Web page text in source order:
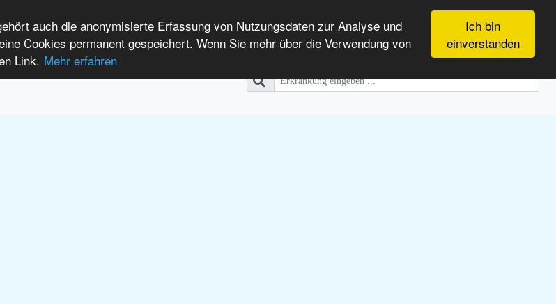
Ich bin
einverstanden
auch die anonymisierte Erfassung von Nutzungsdaten zur Analyse und
Cookies permanent gespeichert. Wenn Sie mehr über die Verwendung von
Link. Mehr erfahren
Erkrankungen
Leichte Sprache International Patients